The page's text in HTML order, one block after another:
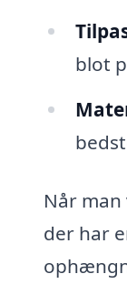
blot
Når
der har